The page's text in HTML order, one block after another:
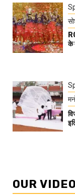
के
OUR